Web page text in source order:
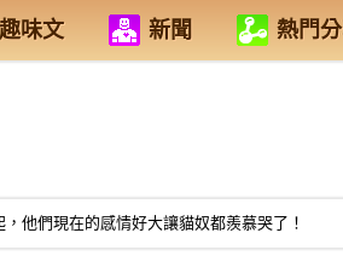
趣味文 新聞 熱門
他們現在的感情好大讓貓奴都羨慕哭了！